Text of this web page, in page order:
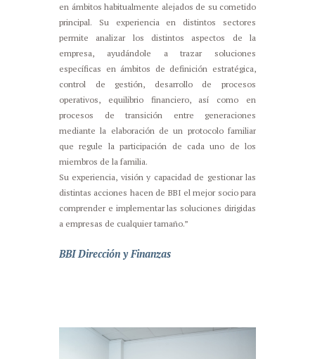
en ámbitos habitualmente alejados de su cometido
principal. Su experiencia en distintos sectores
permite analizar los distintos aspectos de la
empresa, ayudándole a trazar soluciones
específicas en ámbitos de definición estratégica,
control de gestión, desarrollo de procesos
operativos, equilibrio financiero, así como en
procesos de transición entre generaciones
mediante la elaboración de un protocolo familiar
que regule la participación de cada uno de los
miembros de la familia.
Su experiencia, visión y capacidad de gestionar las
distintas acciones hacen de BBI el mejor socio para
comprender e implementar las soluciones dirigidas
a empresas de cualquier tamaño.”
BBI Dirección y Finanzas